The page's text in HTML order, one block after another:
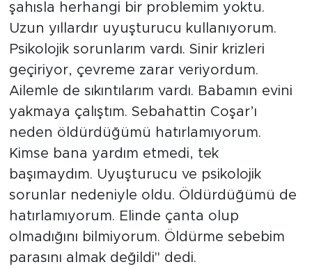
şahısla herhangi bir problemim yoktu.
Uzun yıllardır uyuşturucu kullanıyorum.
Psikolojik sorunlarım vardı. Sinir krizleri
geçiriyor, çevreme zarar veriyordum.
Ailemle de sıkıntılarım vardı. Babamın evini
yakmaya çalıştım. Sebahattin Coşar’ı
neden öldürdüğümü hatırlamıyorum.
Kimse bana yardım etmedi, tek
başımaydım. Uyuşturucu ve psikolojik
sorunlar nedeniyle oldu. Öldürdüğümü de
hatırlamıyorum. Elinde çanta olup
olmadığını bilmiyorum. Öldürme sebebim
parasını almak değildi" dedi.